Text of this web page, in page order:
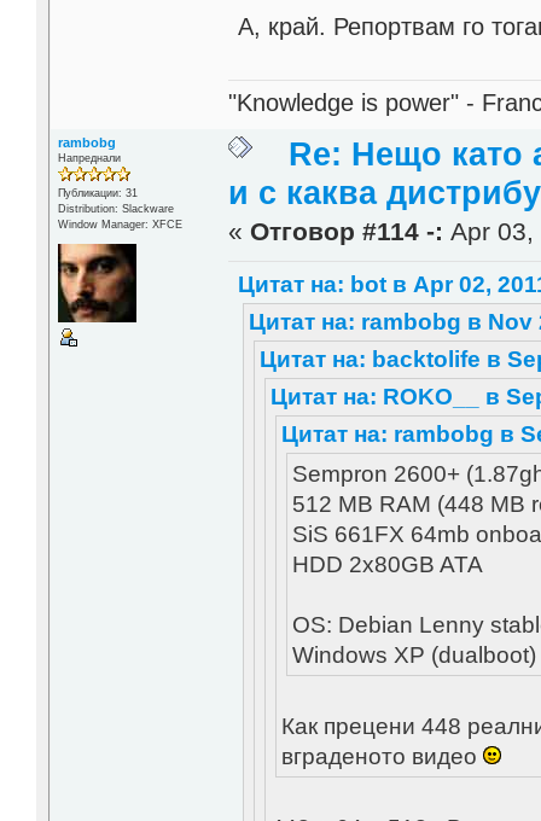
А, край. Репортвам го
"Knowledge is power" -
rambobg
Напреднали
Публикации: 31
Distribution: Slackware
Window Manager: XFCE
Re: Нещо като
и с каква
« Отговор #114 -: Apr 03,
Цитат на: bot в Apr 02,
Цитат на: rambobg в Nov
Цитат на: backtolife в
Цитат на: ROKO__ в
Цитат на: rambobg в
Sempron 2600+
512 MB RAM (448 MB
SiS 661FX 64mb
HDD 2x80GB ATA
OS: Debian Lenny
Windows XP (dualboot)
Как прецени 448
вграденото видео